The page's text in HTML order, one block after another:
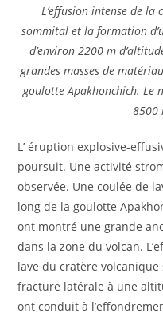
L’effusion intense de la
sommital et la formation
d’environ 2200 m
grandes masses de
goulotte Apakhonchich. Le
8500
L’ éruption explosive-
poursuit. Une activité
observée. Une coulée de
long de la goulotte
ont montré une grande
dans la zone du volcan.
lave du cratère
fracture latérale à une
ont conduit à